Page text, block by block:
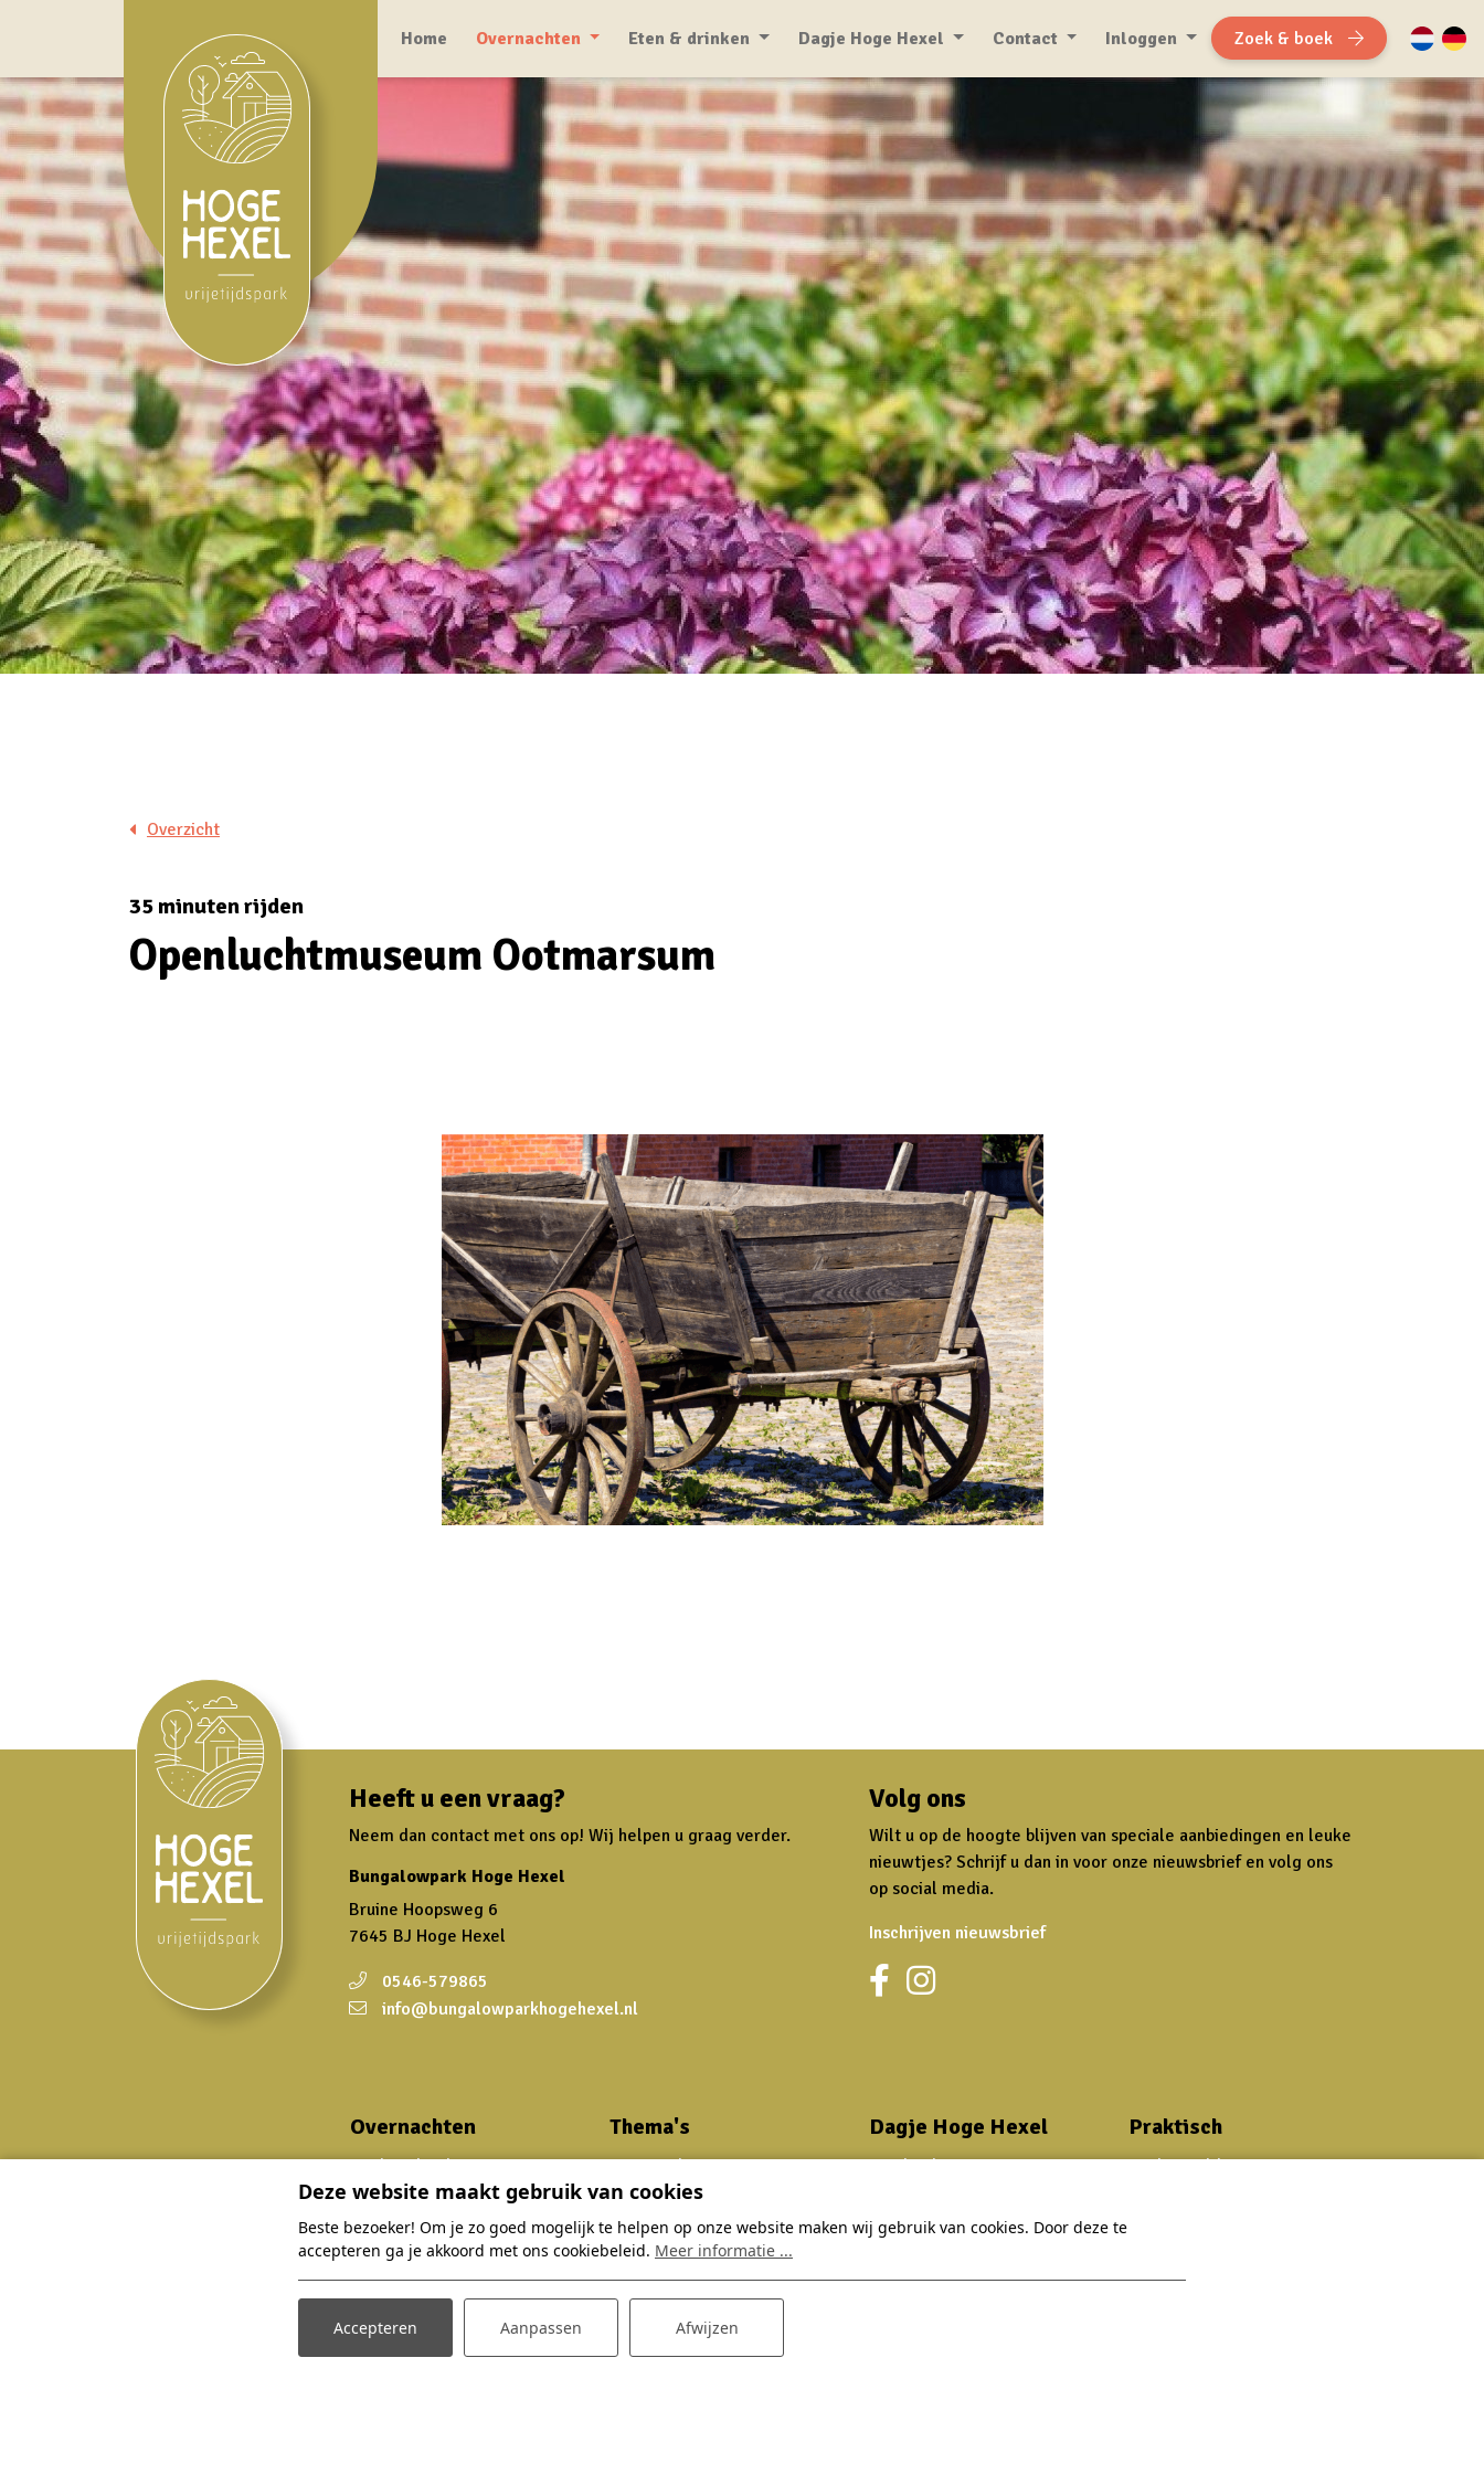
Home Overnachten Eten & drinken Dagje Hoge Hexel Contact Inloggen Zoek & boek
Overzicht
35 minuten rijden
Openluchtmuseum Ootmarsum
Heeft u een vraag?
Neem dan contact met ons op! Wij helpen u graag verder.
Bungalowpark Hoge Hexel
Bruine Hoopsweg 6
7645 BJ Hoge Hexel
0546-579865
info@bungalowparkhogehexel.nl
Volg ons
Wilt u op de hoogte blijven van speciale aanbiedingen en leuke
nieuwtjes? Schrijf u dan in voor onze nieuwsbrief en volg ons
op social media.
Inschrijven nieuwsbrief
Overnachten
Zoek en boek
Accommodaties
Arrangementen
Faciliteiten
Omgeving
Plattegrond
Thema's
Zomervakantie
Herfstvakantie
Verwenarrangement
Groepsaccommodaties
Tips en aanbiedingen
Restaurant acties
Dagje Hoge Hexel
Bowlingbaan
E-choppers
Praktisch
Veelgestelde vragen
Deze website maakt gebruik van cookies
Beste bezoeker! Om je zo goed mogelijk te helpen op onze website maken wij gebruik van cookies. Door deze te
accepteren ga je akkoord met ons cookiebeleid. Meer informatie ...
Accepteren Aanpassen Afwijzen